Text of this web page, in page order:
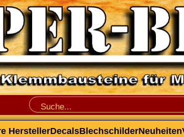
HerstellerDecalsBlechschilderNeuheiten